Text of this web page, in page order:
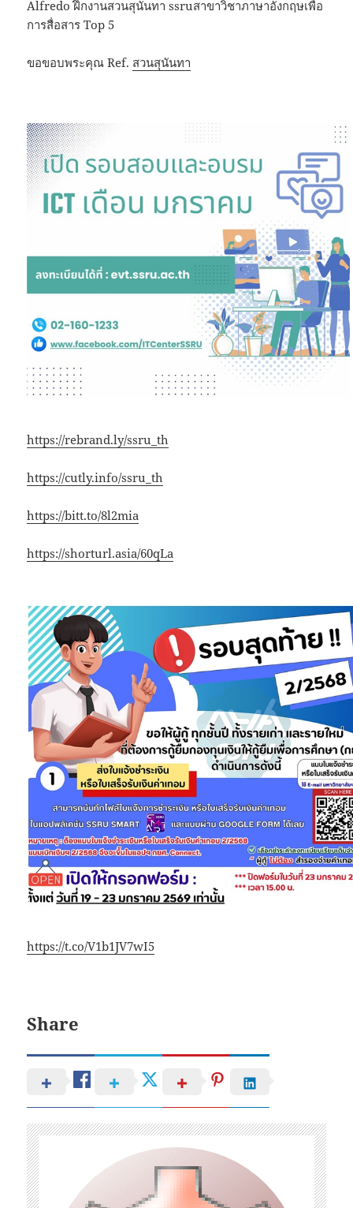
Alfredo ฝึกงานสวนสุนันทา ssruสาขาวิชาภาษาอังกฤษเพื่อ
การสื่อสาร Top 5
ขอขอบพระคุณ Ref. สวนสุนันทา
https://rebrand.ly/ssru_th
https://cutly.info/ssru_th
https://bitt.to/8l2mia
https://shorturl.asia/60qLa
https://t.co/V1b1JV7wI5
Share